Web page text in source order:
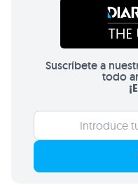
Suscríbete a
todo